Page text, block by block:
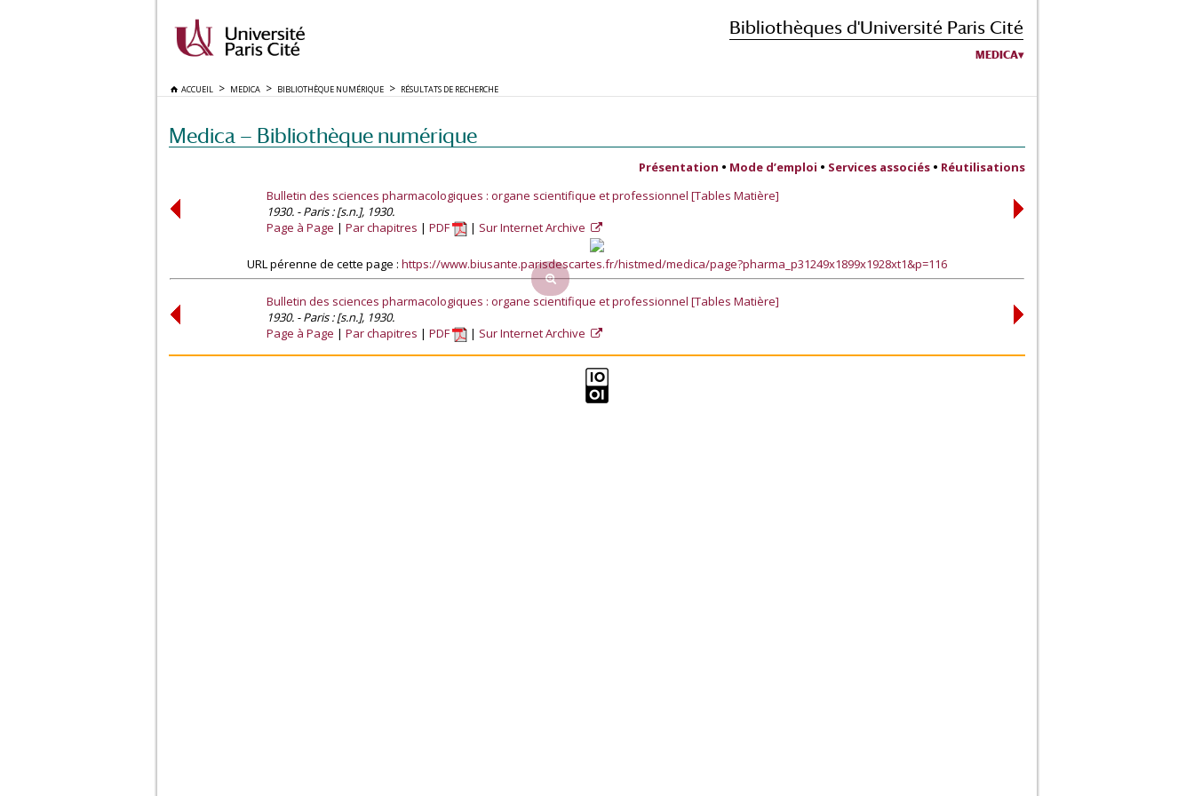
Bibliothèques d'Université Paris Cité
MEDICA
ACCUEIL MEDICA BIBLIOTHÈQUE NUMÉRIQUE RÉSULTATS DE RECHERCHE
Medica — Bibliothèque numérique
Présentation • Mode d’emploi • Services associés • Réutilisations
Bulletin des sciences pharmacologiques : organe scientifique et professionnel [Tables Matière]
1930. - Paris : [s.n.], 1930.
Page à Page
Par chapitres PDF Sur Internet Archive
URL pérenne de cette page : https://www.biusante.parisdescartes.fr/histmed/medica/page?pharma_p31249x1899x1928xt1&p=116
Bulletin des sciences pharmacologiques : organe scientifique et professionnel [Tables Matière]
1930. - Paris : [s.n.], 1930.
Page à Page
Par chapitres PDF Sur Internet Archive